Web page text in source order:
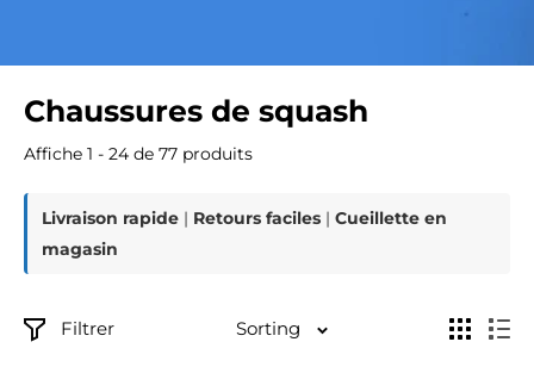
Chaussures de squash
Affiche 1 - 24 de 77 produits
Livraison rapide | Retours faciles | Cueillette en
magasin
Filtrer Sorting